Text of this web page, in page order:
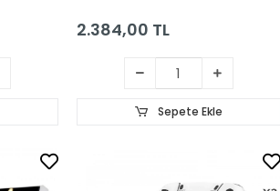
2.384,00 TL
Sepete Ekle